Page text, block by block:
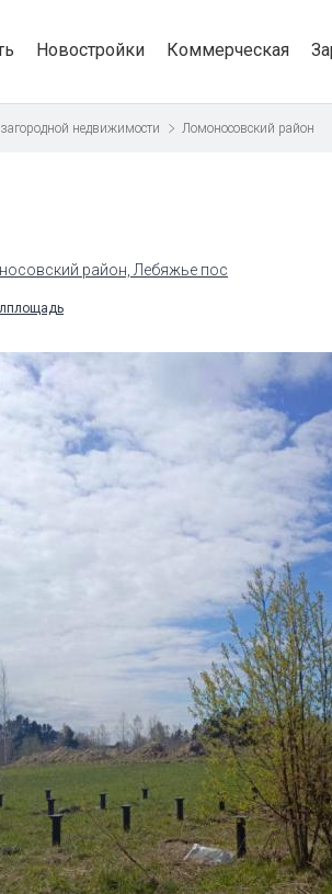
Новостройки Коммерческая
недвижимости Ломоносовский район
район, Лебяжье пос